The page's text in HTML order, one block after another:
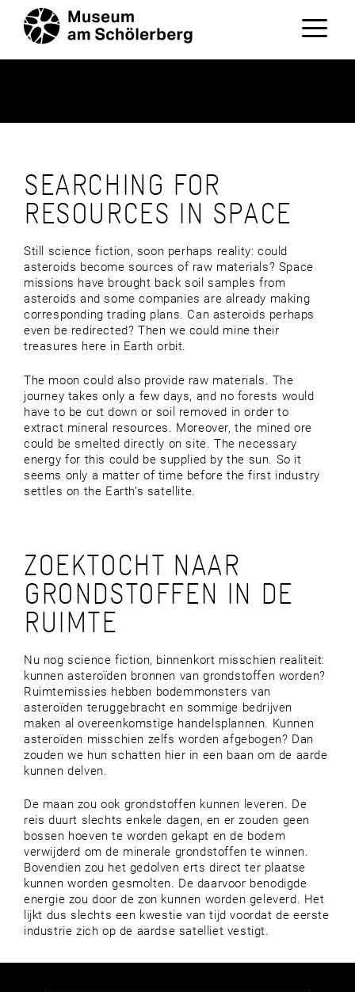
Inhalt
springen
SEARCHING FOR
RESOURCES IN SPACE
Still science fiction, soon perhaps reality: could
asteroids become sources of raw materials? Space
missions have brought back soil samples from
asteroids and some companies are already making
corresponding trading plans. Can asteroids perhaps
even be redirected? Then we could mine their
treasures here in Earth orbit.
The moon could also provide raw materials. The
journey takes only a few days, and no forests would
have to be cut down or soil removed in order to
extract mineral resources. Moreover, the mined ore
could be smelted directly on site. The necessary
energy for this could be supplied by the sun. So it
seems only a matter of time before the first industry
settles on the Earth’s satellite.
ZOEKTOCHT NAAR
GRONDSTOFFEN IN DE
RUIMTE
Nu nog science fiction, binnenkort misschien realiteit:
kunnen asteroïden bronnen van grondstoffen worden?
Ruimtemissies hebben bodemmonsters van
asteroïden teruggebracht en sommige bedrijven
maken al overeenkomstige handelsplannen. Kunnen
asteroïden misschien zelfs worden afgebogen? Dan
zouden we hun schatten hier in een baan om de aarde
kunnen delven.
De maan zou ook grondstoffen kunnen leveren. De
reis duurt slechts enkele dagen, en er zouden geen
bossen hoeven te worden gekapt en de bodem
verwijderd om de minerale grondstoffen te winnen.
Bovendien zou het gedolven erts direct ter plaatse
kunnen worden gesmolten. De daarvoor benodigde
energie zou door de zon kunnen worden geleverd. Het
lijkt dus slechts een kwestie van tijd voordat de eerste
industrie zich op de aardse satelliet vestigt.